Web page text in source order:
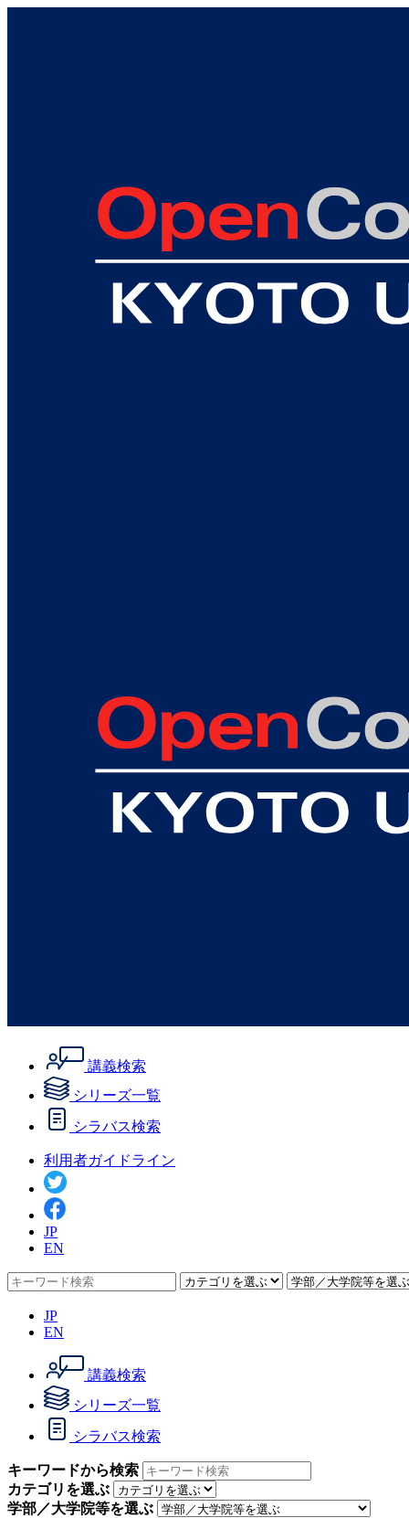
講義検索
シリーズ一覧
シラバス検索
利用者ガイドライン
JP
EN
JP
EN
講義検索
シリーズ一覧
シラバス検索
キーワードから検索
カテゴリを選ぶ
学部／大学院等を選ぶ